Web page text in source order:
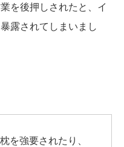
を後押しされたと、イ
露されてしまいまし
を強要されたり、